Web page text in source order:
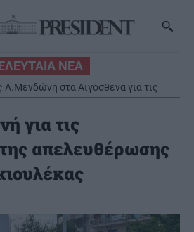
ΝΕΑ
στα Αιγόσθενα για τις
της πυρκαγιάς
για τις
απελευθέρωσης